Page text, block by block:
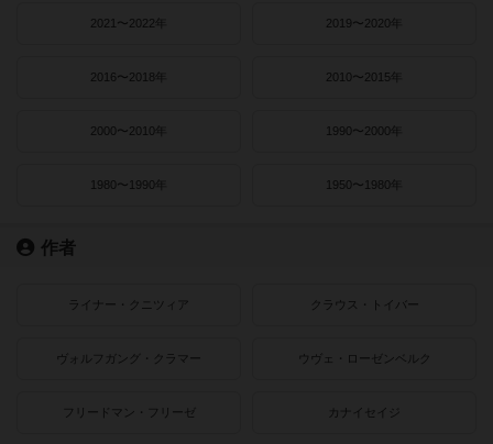
2021〜2022年 2019〜2020年
2016〜2018年 2010〜2015年
2000〜2010年 1990〜2000年
1980〜1990年 1950〜1980年
作者
ライナー・クニツィア クラウス・トイバー
ヴォルフガング・クラマー ウヴェ・ローゼンベルク
フリードマン・フリーゼ カナイセイジ